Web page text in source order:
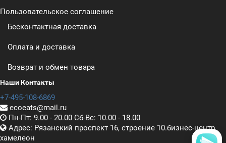
Пользовательское соглашение
Бесконтактная доставка
Оплата и доставка
Возврат и обмен товара
Наши Контакты
+7-495-108-6869
ecoeats@mail.ru
Пн-Пт: 9.00 - 20.00 Сб-Вс: 10.00 - 18.00
Адрес: Рязанский проспект 16, строение 10.бизнес-центр
хамелеон